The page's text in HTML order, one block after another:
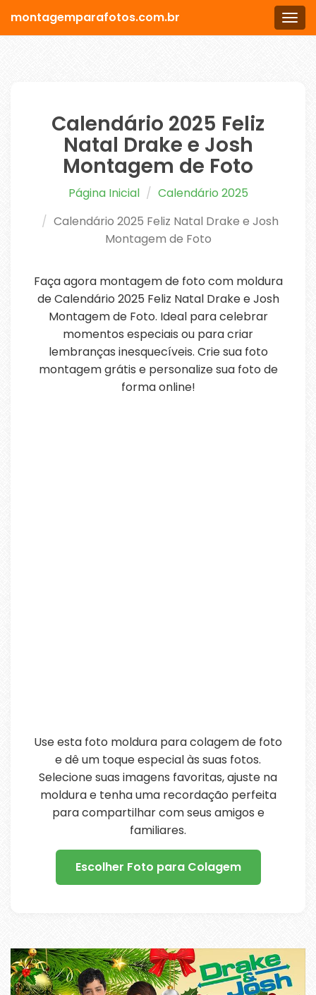
Menu
montagemparafotos.com.br
Calendário 2025 Feliz
Natal Drake e Josh
Montagem de Foto
Página Inicial
Calendário 2025
Calendário 2025 Feliz Natal Drake e Josh
Montagem de Foto
Faça agora montagem de foto com moldura
de Calendário 2025 Feliz Natal Drake e Josh
Montagem de Foto. Ideal para celebrar
momentos especiais ou para criar
lembranças inesquecíveis. Crie sua foto
montagem grátis e personalize sua foto de
forma online!
Use esta foto moldura para colagem de foto
e dê um toque especial às suas fotos.
Selecione suas imagens favoritas, ajuste na
moldura e tenha uma recordação perfeita
para compartilhar com seus amigos e
familiares.
Escolher Foto para Colagem